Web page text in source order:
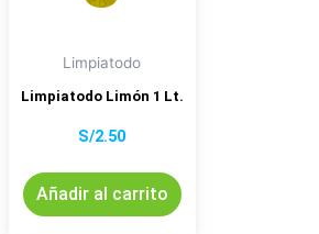
Limpiatodo
Limpiatodo Limón 1 Lt.
S/2.50
Añadir al carrito